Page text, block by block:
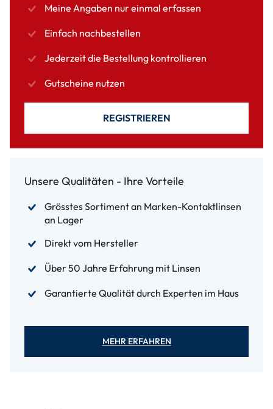
Meine Angaben nur einmal erfassen
Einfach nachbestellen
Jederzeit die Bestellung kontrollieren
Gutscheine nutzen
REGISTRIEREN
Unsere Qualitäten - Ihre Vorteile
Grösstes Sortiment an Marken-Kontaktlinsen
an Lager
Direkt vom Hersteller
Über 50 Jahre Erfahrung mit Linsen
Garantierte Qualität durch Experten im Haus
MEHR ERFAHREN